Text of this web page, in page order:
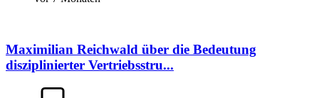
Maximilian Reichwald über die Bedeutung
disziplinierter Vertriebsstru...